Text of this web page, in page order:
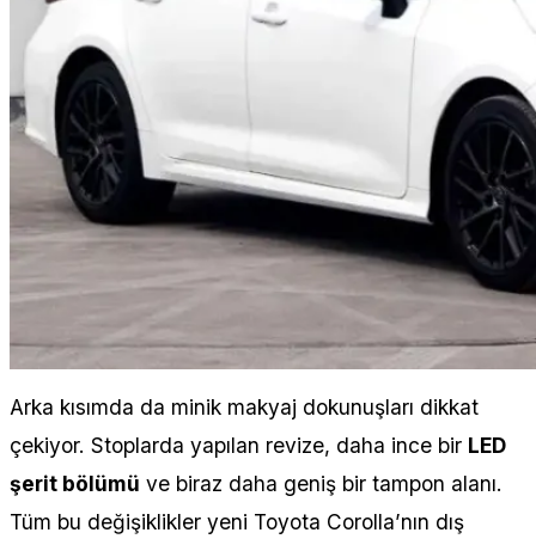
Arka kısımda da minik makyaj dokunuşları dikkat
çekiyor. Stoplarda yapılan revize, daha ince bir LED
şerit bölümü ve biraz daha geniş bir tampon alanı.
Tüm bu değişiklikler yeni Toyota Corolla’nın dış